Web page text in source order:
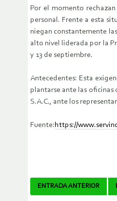
Por el momento
personal. Frente a esta
niegan constantemente
alto nivel liderada por la
y 13 de septiembre.
Antecedentes: Esta
plantarse ante las oficinas
S.A.C., ante los
Fuente:https://
Navegador
ENTRADA ANTERIOR